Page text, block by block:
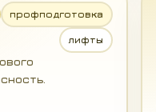
профподготовка
лифты